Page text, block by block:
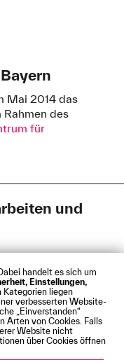
handelt es sich um
Einstellungen,
Kategorien liegen
verbesserten Website-
„Einverstanden“
Arten von Cookies. Falls
Website nicht
über Cookies öffnen
Mai 2014 das
Rahmen des
für
und
und
Barrierefreiheit
Webmail